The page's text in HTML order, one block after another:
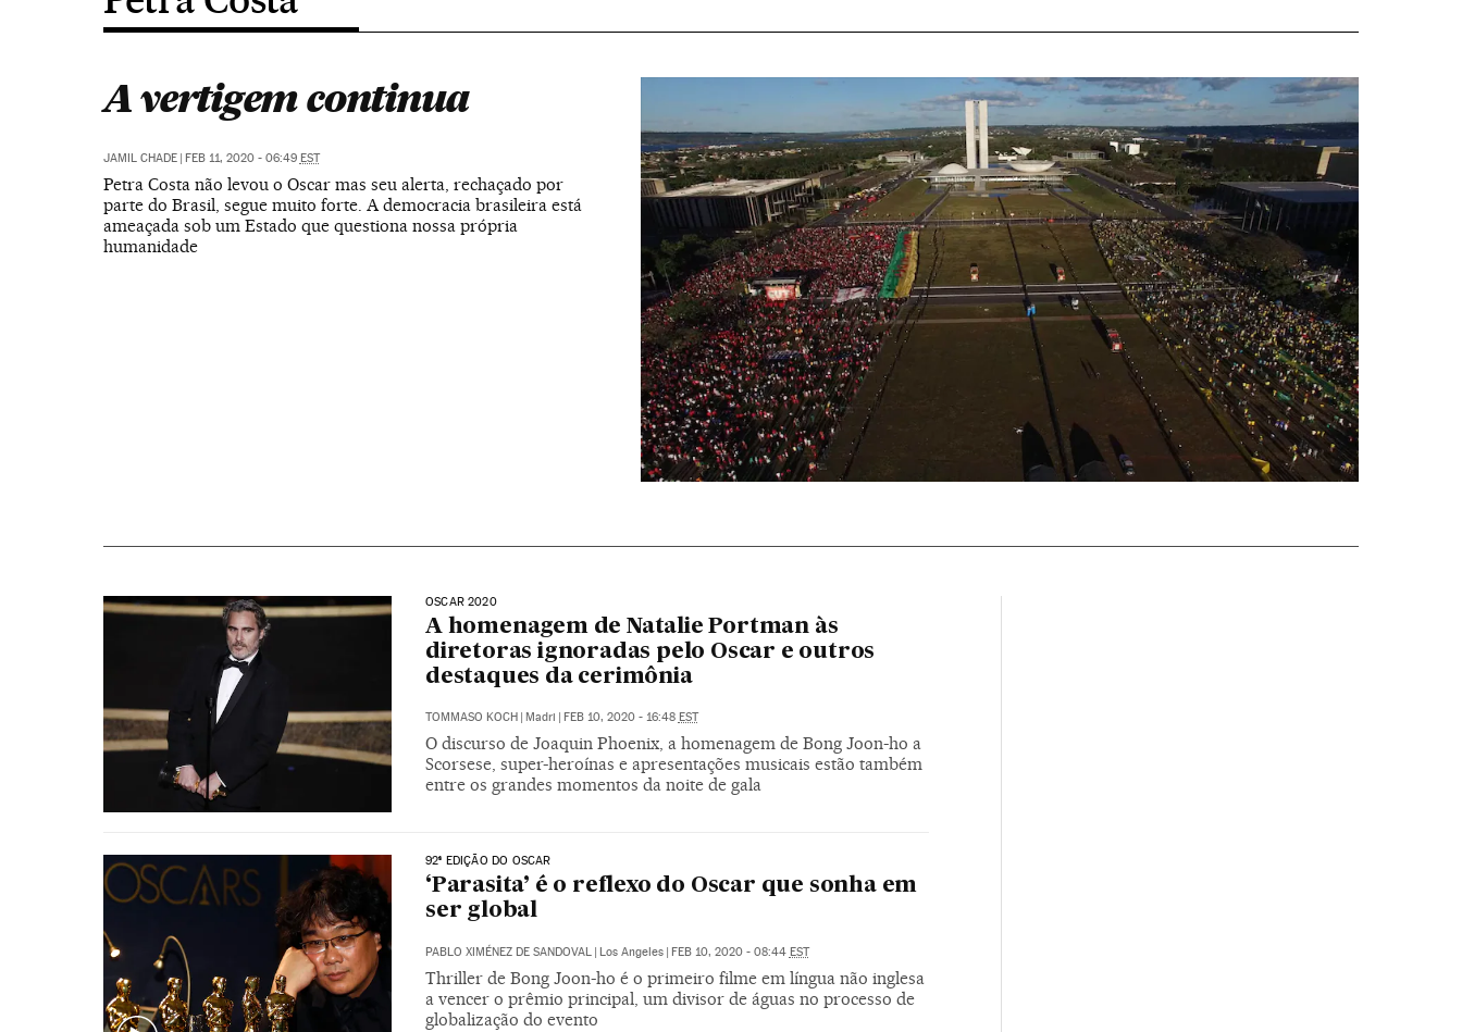
A vertigem continua
JAMIL CHADE | FEB 11, 2020 - 06:49 EST
Petra Costa não levou o Oscar mas seu alerta, rechaçado por
parte do Brasil, segue muito forte. A democracia brasileira está
ameaçada sob um Estado que questiona nossa própria
humanidade
OSCAR 2020
A homenagem de Natalie Portman às
diretoras ignoradas pelo Oscar e outros
destaques da cerimônia
TOMMASO KOCH | Madri | FEB 10, 2020 - 16:48 EST
O discurso de Joaquin Phoenix, a homenagem de Bong Joon-ho a
Scorsese, super-heroínas e apresentações musicais estão também
entre os grandes momentos da noite de gala
92ª EDIÇÃO DO OSCAR
‘Parasita’ é o reflexo do Oscar que sonha em
ser global
PABLO XIMÉNEZ DE SANDOVAL Los Angeles FEB 10, 2020 - 08:44 EST
Thriller de Bong Joon-ho é o primeiro filme em língua não inglesa
a vencer o prêmio principal, um divisor de águas no processo de
globalização do evento